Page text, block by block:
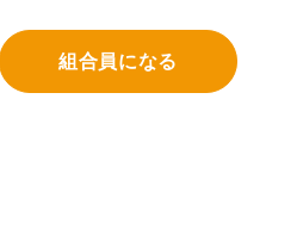
組合員になる